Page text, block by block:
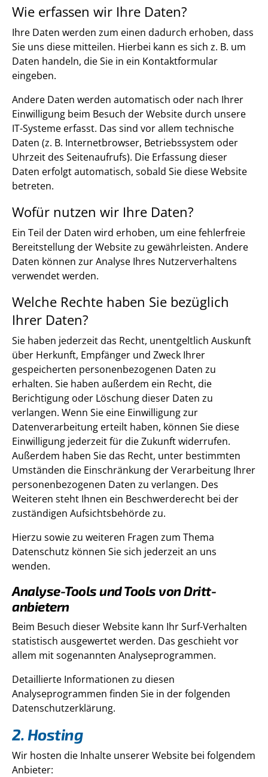
Wie erfassen wir Ihre Daten?
Ihre Daten werden zum einen dadurch erhoben, dass
Sie uns diese mitteilen. Hierbei kann es sich z. B. um
Daten handeln, die Sie in ein Kontaktformular
eingeben.
Andere Daten werden automatisch oder nach Ihrer
Einwilligung beim Besuch der Website durch unsere
IT-Systeme erfasst. Das sind vor allem technische
Daten (z. B. Internetbrowser, Betriebssystem oder
Uhrzeit des Seitenaufrufs). Die Erfassung dieser
Daten erfolgt automatisch, sobald Sie diese Website
betreten.
Wofür nutzen wir Ihre Daten?
Ein Teil der Daten wird erhoben, um eine fehlerfreie
Bereitstellung der Website zu gewährleisten. Andere
Daten können zur Analyse Ihres Nutzerverhaltens
verwendet werden.
Welche Rechte haben Sie bezüglich
Ihrer Daten?
Sie haben jederzeit das Recht, unentgeltlich Auskunft
über Herkunft, Empfänger und Zweck Ihrer
gespeicherten personenbezogenen Daten zu
erhalten. Sie haben außerdem ein Recht, die
Berichtigung oder Löschung dieser Daten zu
verlangen. Wenn Sie eine Einwilligung zur
Datenverarbeitung erteilt haben, können Sie diese
Einwilligung jederzeit für die Zukunft widerrufen.
Außerdem haben Sie das Recht, unter bestimmten
Umständen die Einschränkung der Verarbeitung Ihrer
personenbezogenen Daten zu verlangen. Des
Weiteren steht Ihnen ein Beschwerderecht bei der
zuständigen Aufsichtsbehörde zu.
Hierzu sowie zu weiteren Fragen zum Thema
Datenschutz können Sie sich jederzeit an uns
wenden.
Analyse-Tools und Tools von Dritt­
anbietern
Beim Besuch dieser Website kann Ihr Surf-Verhalten
statistisch ausgewertet werden. Das geschieht vor
allem mit sogenannten Analyseprogrammen.
Detaillierte Informationen zu diesen
Analyseprogrammen finden Sie in der folgenden
Datenschutzerklärung.
2. Hosting
Wir hosten die Inhalte unserer Website bei folgendem
Anbieter: